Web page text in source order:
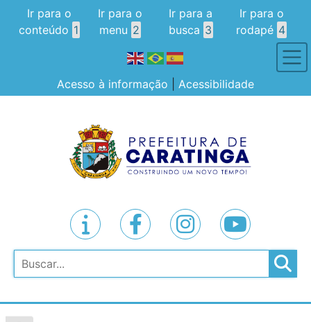
Ir para o
conteúdo 1
Ir para o
menu 2
Ir para a
busca 3
Ir para o
rodapé 4
Acesso à informação Acessibilidade
Pesquisar